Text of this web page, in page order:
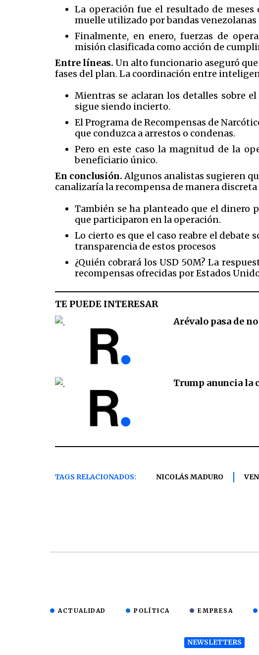
La operación fue el resultado de
muelle utilizado por bandas venezolanas
Finalmente, en enero, fuerzas de
misión clasificada como acción de
Entre líneas. Un alto funcionario aseguró que
fases del plan. La coordinación entre
Mientras se aclaran los detalles sobre
sigue siendo incierto.
El Programa de Recompensas de
que conduzca a arrestos o condenas.
Pero en este caso la magnitud de la
beneficiario único.
En conclusión.Algunos analistas sugieren
canalizaría la recompensa de manera
También se ha planteado que el dinero
que participaron en la operación.
Lo cierto es que el caso reabre el
transparencia de estos procesos
¿Quién cobrará los USD 50M? La
recompensas ofrecidas por Estados
TE PUEDE INTERESAR
Arévalo pasa de
Trump anuncia la
TAGS RELACIONADOS: NICOLÁS MADURO
ACTUALIDAD POLÍTICA EMPRESA
NEWSLETTERS